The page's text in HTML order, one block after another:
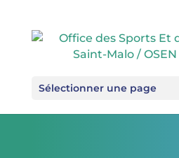
Sélectionner une page